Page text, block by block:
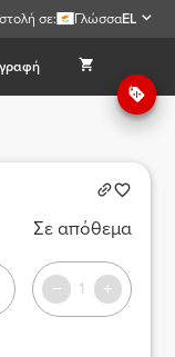
σε: ΓλώσσαEL
Σε απόθεμα
1